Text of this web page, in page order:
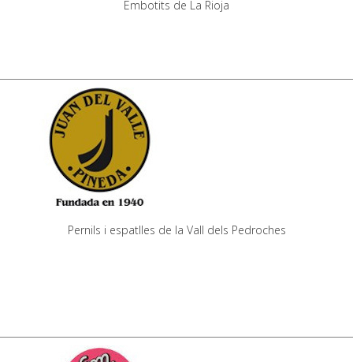
Embotits de La Rioja
Pernils i espatlles de la Vall dels Pedroches